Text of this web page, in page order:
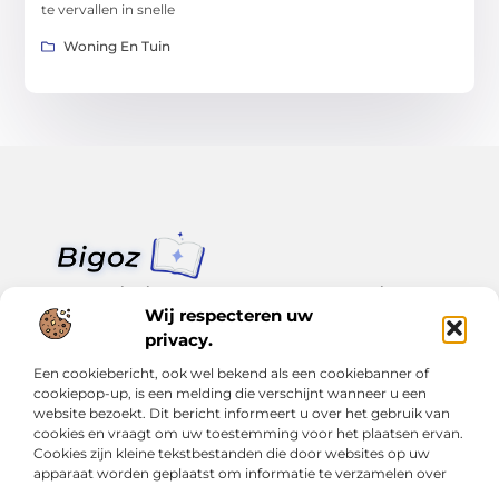
Wij respecteren uw
privacy.
Een cookiebericht, ook wel bekend als een cookiebanner of
cookiepop-up, is een melding die verschijnt wanneer u een
website bezoekt. Dit bericht informeert u over het gebruik van
cookies en vraagt om uw toestemming voor het plaatsen ervan.
Cookies zijn kleine tekstbestanden die door websites op uw
apparaat worden geplaatst om informatie te verzamelen over
te vervallen in snelle
Woning En Tuin
Van klein nieuws tot grote trends – alles op Bigoz.nl.
Lees inspirerende blogs en artikelen over het dagelijks leven,
actualiteit en meer.
Bericht categorie
Onze informatie